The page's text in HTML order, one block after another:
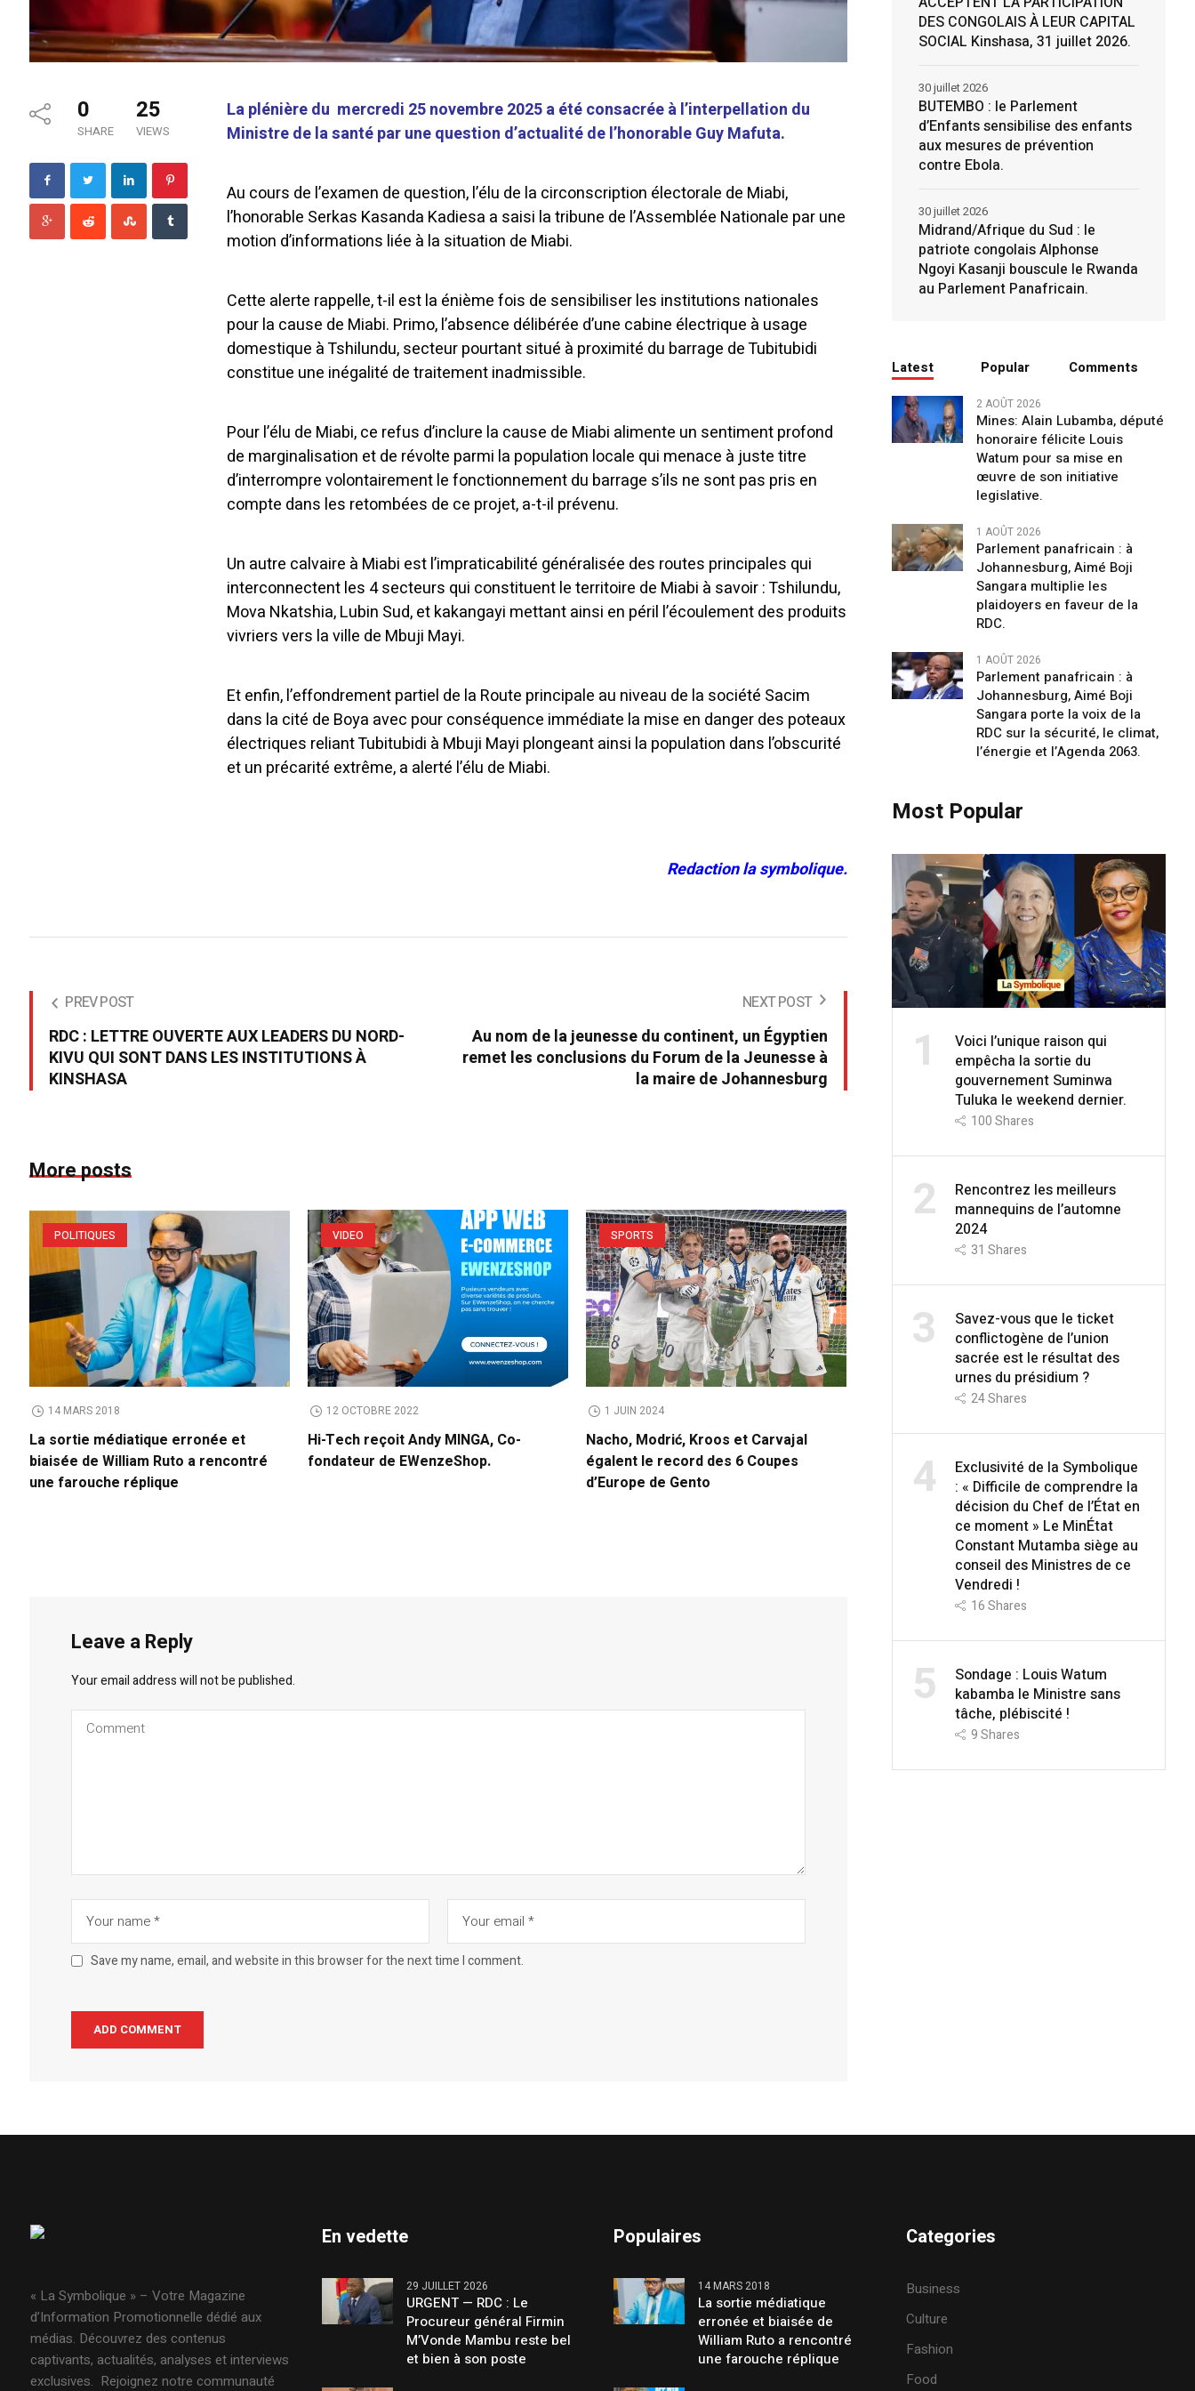
0
SHARE
25
VIEWS
La plénière du mercredi 25 novembre 2025 a été consacrée à l’interpellation du
Ministre de la santé par une question d’actualité de l’honorable Guy Mafuta.
Au cours de l’examen de question, l’élu de la circonscription électorale de Miabi,
l’honorable Serkas Kasanda Kadiesa a saisi la tribune de l’Assemblée Nationale par une
motion d’informations liée à la situation de Miabi.
Cette alerte rappelle, t-il est la énième fois de sensibiliser les institutions nationales
pour la cause de Miabi. Primo, l’absence délibérée d’une cabine électrique à usage
domestique à Tshilundu, secteur pourtant situé à proximité du barrage de Tubitubidi
constitue une inégalité de traitement inadmissible.
Pour l’élu de Miabi, ce refus d’inclure la cause de Miabi alimente un sentiment profond
de marginalisation et de révolte parmi la population locale qui menace à juste titre
d’interrompre volontairement le fonctionnement du barrage s’ils ne sont pas pris en
compte dans les retombées de ce projet, a-t-il prévenu.
Un autre calvaire à Miabi est l’impraticabilité généralisée des routes principales qui
interconnectent les 4 secteurs qui constituent le territoire de Miabi à savoir : Tshilundu,
Mova Nkatshia, Lubin Sud, et kakangayi mettant ainsi en péril l’écoulement des produits
vivriers vers la ville de Mbuji Mayi.
Et enfin, l’effondrement partiel de la Route principale au niveau de la société Sacim
dans la cité de Boya avec pour conséquence immédiate la mise en danger des poteaux
électriques reliant Tubitubidi à Mbuji Mayi plongeant ainsi la population dans l’obscurité
et un précarité extrême, a alerté l’élu de Miabi.
Redaction la symbolique.
PREV POST
RDC : LETTRE OUVERTE AUX LEADERS DU NORD-
KIVU QUI SONT DANS LES INSTITUTIONS À
KINSHASA
NEXT POST
Au nom de la jeunesse du continent, un Égyptien
remet les conclusions du Forum de la Jeunesse à
la maire de Johannesburg
More posts
POLITIQUES
14 MARS 2018
La sortie médiatique erronée et
biaisée de William Ruto a rencontré
une farouche réplique
VIDEO
12 OCTOBRE 2022
Hi-Tech reçoit Andy MINGA, Co-
fondateur de EWenzeShop.
SPORTS
1 JUIN 2024
Nacho, Modrić, Kroos et Carvajal
égalent le record des 6 Coupes
d’Europe de Gento
Leave a Reply
Your email address will not be published.
Save my name, email, and website in this browser for the next time I comment.
DES CONGOLAIS À LEUR CAPITAL
SOCIAL Kinshasa, 31 juillet 2026.
BUTEMBO : le Parlement
d’Enfants sensibilise des enfants
aux mesures de prévention
contre Ebola.
30 juillet 2026
Midrand/Afrique du Sud : le
patriote congolais Alphonse
Ngoyi Kasanji bouscule le Rwanda
au Parlement Panafricain.
30 juillet 2026
Latest Popular Comments
2 AOÛT 2026
Mines: Alain Lubamba, député
honoraire félicite Louis
Watum pour sa mise en
œuvre de son initiative
legislative.
1 AOÛT 2026
Parlement panafricain : à
Johannesburg, Aimé Boji
Sangara multiplie les
plaidoyers en faveur de la
RDC.
1 AOÛT 2026
Parlement panafricain : à
Johannesburg, Aimé Boji
Sangara porte la voix de la
RDC sur la sécurité, le climat,
l’énergie et l’Agenda 2063.
Most Popular
1
Voici l’unique raison qui
empêcha la sortie du
gouvernement Suminwa
Tuluka le weekend dernier.
100Shares
2
Rencontrez les meilleurs
mannequins de l’automne
2024
31 Shares
3
Savez-vous que le ticket
conflictogène de l’union
sacrée est le résultat des
urnes du présidium ?
24Shares
4
Exclusivité de la Symbolique
: « Difficile de comprendre la
décision du Chef de l’État en
ce moment » Le MinÉtat
Constant Mutamba siège au
conseil des Ministres de ce
Vendredi !
16Shares
5
Sondage : Louis Watum
kabamba le Ministre sans
tâche, plébiscité !
9Shares
« La Symbolique » – Votre Magazine
d’Information Promotionnelle dédié aux
médias. Découvrez des contenus
captivants, actualités, analyses et interviews
exclusives. Rejoignez notre communauté
En vedette
29 JUILLET 2026
URGENT — RDC : Le
Procureur général Firmin
M’Vonde Mambu reste bel
et bien à son poste
Populaires
14 MARS 2018
La sortie médiatique
erronée et biaisée de
William Ruto a rencontré
une farouche réplique
Categories
Business
Culture
Fashion
Food